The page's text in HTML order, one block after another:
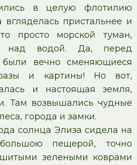
в целую флотилию
вгляделась пристальнее и
просто морской туман,
над водой. Да, перед
вечно сменяющиеся
и картины! Но вот,
и настоящая земля,
Там возвышались чудные
города и замки.
солнца Элиза сидела на
пещерой, точно
зелеными коврами